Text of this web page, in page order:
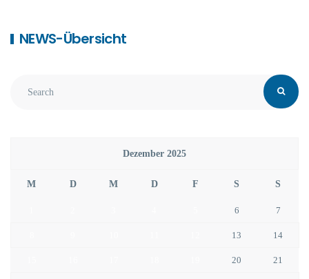
NEWS-Übersicht
Dezember 2025
M D M D F S S
6 7
13 14
20 21